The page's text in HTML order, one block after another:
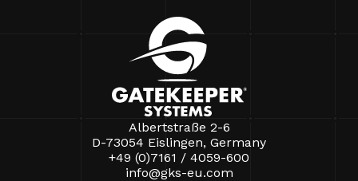
Albertstraße 2-6
D-73054 Eislingen, Germany
+49 (0)7161 / 4059-600
info@gks-eu.com